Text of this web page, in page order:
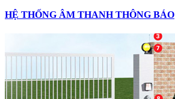
HỆ THỐNG ÂM THANH THÔNG BÁO